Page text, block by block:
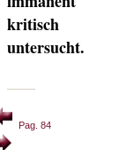
kritisch
untersucht.
Pag. 84